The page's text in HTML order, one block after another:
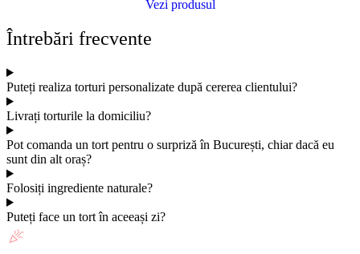
Vezi produsul
Întrebări frecvente
Puteți realiza torturi personalizate după cererea clientului?
Livrați torturile la domiciliu?
Pot comanda un tort pentru o surpriză în București, chiar dacă eu
sunt din alt oraș?
Folosiți ingrediente naturale?
Puteți face un tort în aceeași zi?